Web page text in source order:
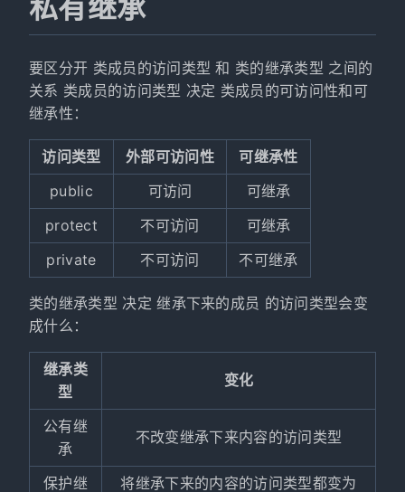
私有继承
要区分开 类成员的访问类型 和 类的继承类型 之间的
关系 类成员的访问类型 决定 类成员的可访问性和可
继承性：
访问类型 外部可访问性
可继承性
public
可访问
可继承
protect
不可访问
可继承
private
不可访问 不可继承
类的继承类型 决定 继承下来的成员 的访问类型会变
成什么：
继承类
型
变化
公有继
承
不改变继承下来内容的访问类型
保护继
将继承下来的内容的访问类型都变为